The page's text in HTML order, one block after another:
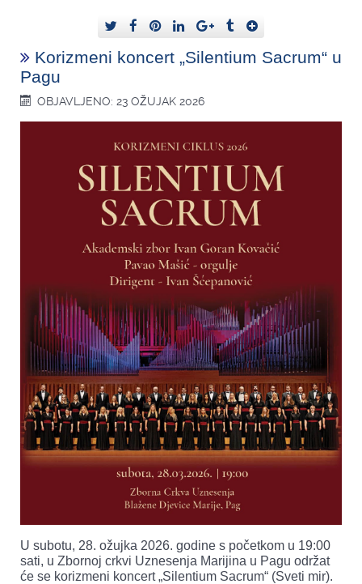
Korizmeni koncert „Silentium Sacrum“ u
Pagu
OBJAVLJENO: 23 OŽUJAK 2026
U subotu, 28. ožujka 2026. godine s početkom u 19:00
sati, u Zbornoj crkvi Uznesenja Marijina u Pagu održat
će se korizmeni koncert „Silentium Sacrum“ (Sveti mir).